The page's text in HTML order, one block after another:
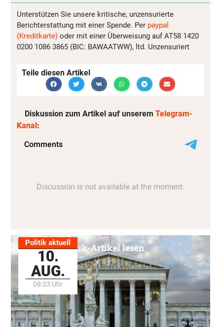
Unterstützen Sie unsere kritische, unzensurierte
Berichterstattung mit einer Spende. Per paypal
(Kreditkarte) oder mit einer Überweisung auf AT58 1420
0200 1086 3865 (BIC: BAWAATWW), ltd. Unzensuriert
Teile diesen Artikel
Diskussion zum Artikel auf unserem Telegram-
Kanal :
Politik aktuell
10.
AUG.
08:33 Uhr
Alle Politik-Artikel lesen